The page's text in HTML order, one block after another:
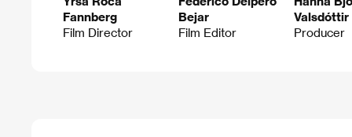
Fannberg
Film Director
Bejar
Film Editor
Valsdóttir
Producer